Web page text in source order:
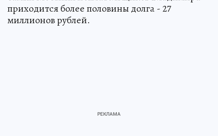
приходится более половины долга - 27
миллионов рублей.